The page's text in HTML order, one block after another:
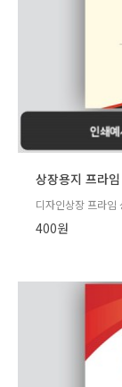
상장용지 프라
디자인상장 프라임
400원